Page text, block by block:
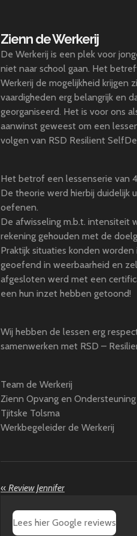
Zienn de Werkerij
De Werkerij is een plek voor
niet naar school gaan. Het
Werkerij de mogelijkheid krijgen
vaardigheden erg belangrijk en
georganiseerd. Het is voor ons
aanwinst geweest om een
volgen van RSD Resilient
Het betrof een lessenserie van
De theorie werd hierbij duidelijk
oefenen.
De afwisseling m.b.t. intensiteit
rekening gehouden met de
Praktijk situaties konden
geoefend in weerbaarheid en
afgesloten werd met een
een hun inzet hebben getoond!
Wij hebben de lessen erg
samenwerken met RSD –
Team de Werkerij
Zienn Opvang en Ondersteuning
Tjitske Tolsma
Werkbegeleider de Werkerij
«Review Jennifer
Lees hier Google reviews